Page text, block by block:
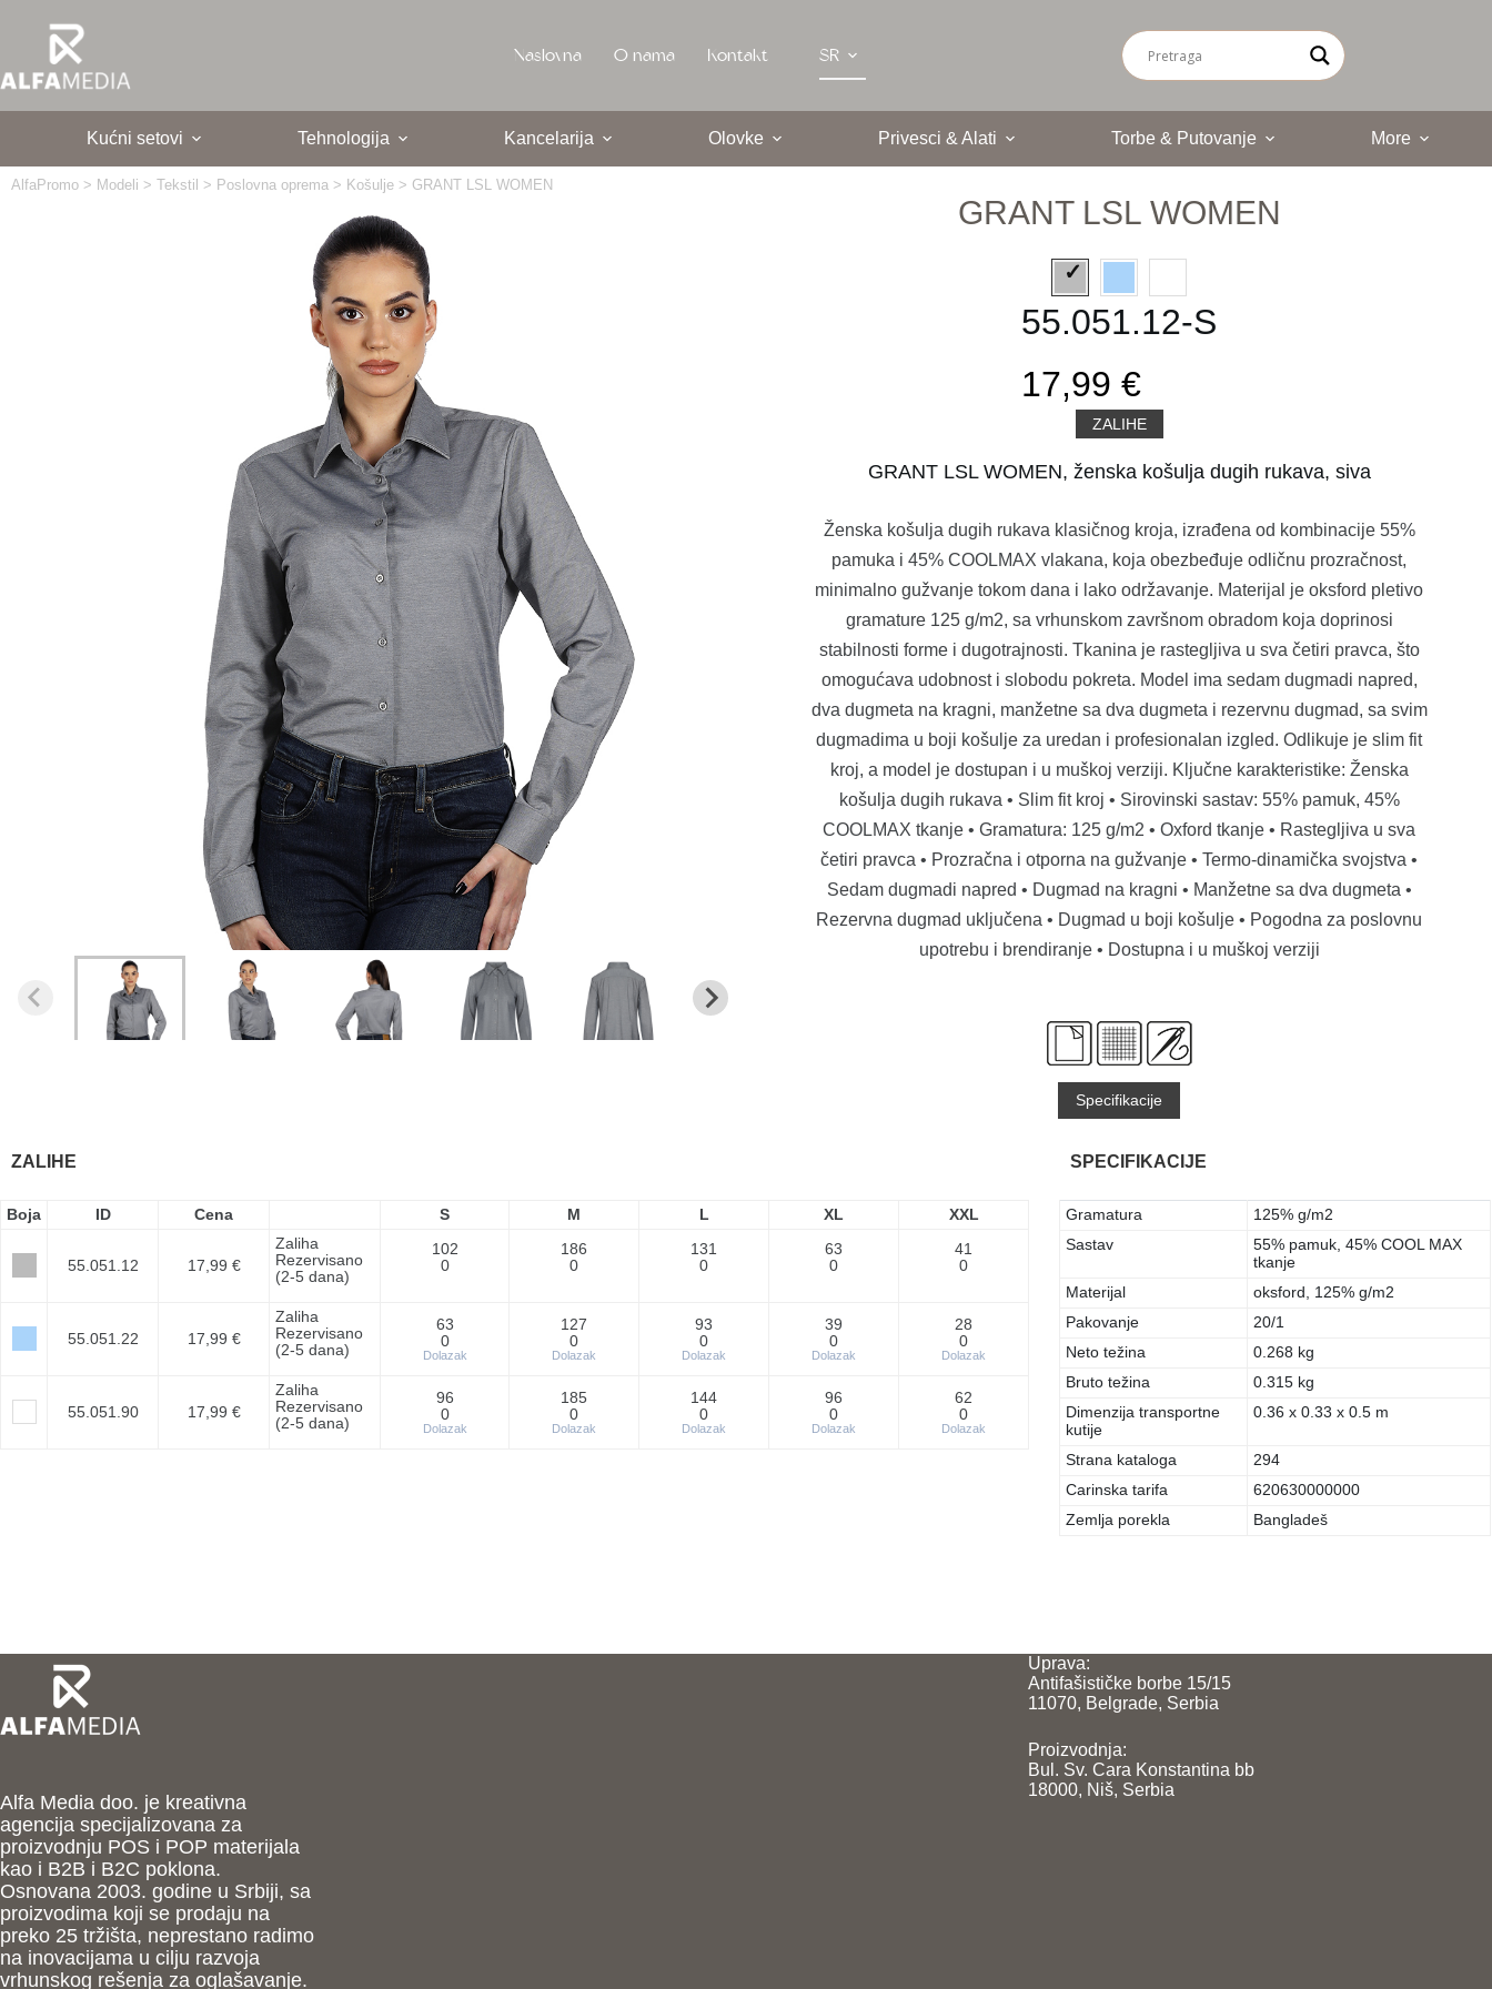
content
Naslovna O nama Kontakt SR
Kućni setovi Tehnologija Kancelarija Olovke Privesci & Alati Torbe & Putovanje More
AlfaPromo > Modeli > Tekstil > Poslovna oprema > Košulje > GRANT LSL WOMEN
GRANT LSL WOMEN
55.051.12-S
17,99 €
ZALIHE
GRANT LSL WOMEN, ženska košulja dugih rukava, siva
Ženska košulja dugih rukava klasičnog kroja, izrađena od kombinacije 55%
pamuka i 45% COOLMAX vlakana, koja obezbeđuje odličnu prozračnost,
minimalno gužvanje tokom dana i lako održavanje. Materijal je oksford pletivo
gramature 125 g/m2, sa vrhunskom završnom obradom koja doprinosi
stabilnosti forme i dugotrajnosti. Tkanina je rastegljiva u sva četiri pravca, što
omogućava udobnost i slobodu pokreta. Model ima sedam dugmadi napred,
dva dugmeta na kragni, manžetne sa dva dugmeta i rezervnu dugmad, sa svim
dugmadima u boji košulje za uredan i profesionalan izgled. Odlikuje je slim fit
kroj, a model je dostupan i u muškoj verziji. Ključne karakteristike: Ženska
košulja dugih rukava • Slim fit kroj • Sirovinski sastav: 55% pamuk, 45%
COOLMAX tkanje • Gramatura: 125 g/m2 • Oxford tkanje • Rastegljiva u sva
četiri pravca • Prozračna i otporna na gužvanje • Termo-dinamička svojstva •
Sedam dugmadi napred • Dugmad na kragni • Manžetne sa dva dugmeta •
Rezervna dugmad uključena • Dugmad u boji košulje • Pogodna za poslovnu
upotrebu i brendiranje • Dostupna i u muškoj verziji
Specifikacije
ZALIHE
Boja ID Cena S M L XL XXL
55.051.12 17,99 €
Zaliha
Rezervisano
(2-5 dana)
102
0
186
0
131
0
63
0
41
0
55.051.22 17,99 €
Zaliha
Rezervisano
(2-5 dana)
63
0
Dolazak
127
0
Dolazak
93
0
Dolazak
39
0
Dolazak
28
0
Dolazak
55.051.90 17,99 €
Zaliha
Rezervisano
(2-5 dana)
96
0
Dolazak
185
0
Dolazak
144
0
Dolazak
96
0
Dolazak
62
0
Dolazak
SPECIFIKACIJE
Gramatura
125% g/m2
Sastav
55% pamuk, 45% COOL MAX
tkanje
Materijal
oksford, 125% g/m2
Pakovanje
20/1
Neto težina
0.268 kg
Bruto težina
0.315 kg
Dimenzija transportne
kutije
0.36 x 0.33 x 0.5 m
Strana kataloga
294
Carinska tarifa
620630000000
Zemlja porekla
Bangladeš
Alfa Media doo. je kreativna
agencija specijalizovana za
proizvodnju POS i POP materijala
kao i B2B i B2C poklona.
Osnovana 2003. godine u Srbiji, sa
proizvodima koji se prodaju na
preko 25 tržišta, neprestano radimo
na inovacijama u cilju razvoja
vrhunskog rešenja za oglašavanje.
Uprava:
Antifašističke borbe 15/15
11070, Belgrade, Serbia
Proizvodnja:
Bul. Sv. Cara Konstantina bb
18000, Niš, Serbia